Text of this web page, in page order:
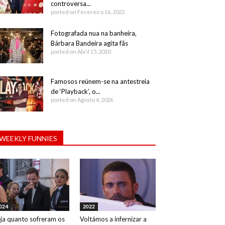
controversa...
posted on Fevereiro 16, 2022
Fotografada nua na banheira,
Bárbara Bandeira agita fãs
posted on Abril 15, 2020
Famosos reúnem-se na antestreia
de ‘Playback’, o...
posted on Agosto 4, 2026
FUNNIES
quanto sofreram os
2022
Voltámos a infernizar a